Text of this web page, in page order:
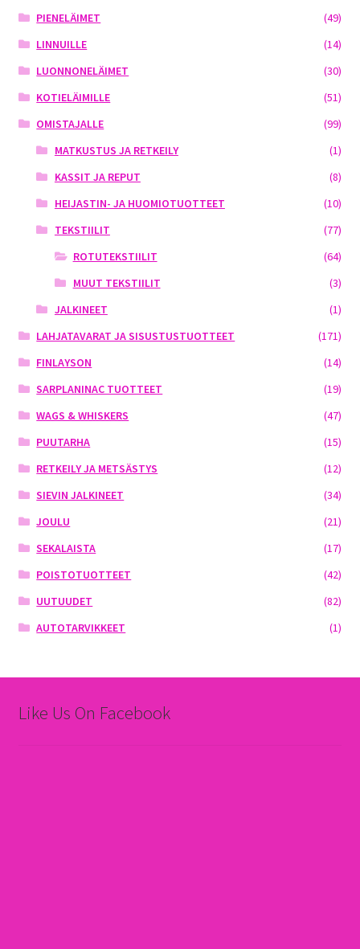
PIENELÄIMET
(49)
LINNUILLE
(14)
LUONNONELÄIMET
(30)
KOTIELÄIMILLE
(51)
OMISTAJALLE
(99)
MATKUSTUS JA RETKEILY
(1)
KASSIT JA REPUT
(8)
HEIJASTIN- JA HUOMIOTUOTTEET
(10)
TEKSTIILIT
(77)
ROTUTEKSTIILIT
(64)
MUUT TEKSTIILIT
(3)
JALKINEET
(1)
LAHJATAVARAT JA SISUSTUSTUOTTEET
(171)
FINLAYSON
(14)
SARPLANINAC TUOTTEET
(19)
WAGS & WHISKERS
(47)
PUUTARHA
(15)
RETKEILY JA METSÄSTYS
(12)
SIEVIN JALKINEET
(34)
JOULU
(21)
SEKALAISTA
(17)
POISTOTUOTTEET
(42)
UUTUUDET
(82)
AUTOTARVIKKEET
(1)
Like Us On Facebook